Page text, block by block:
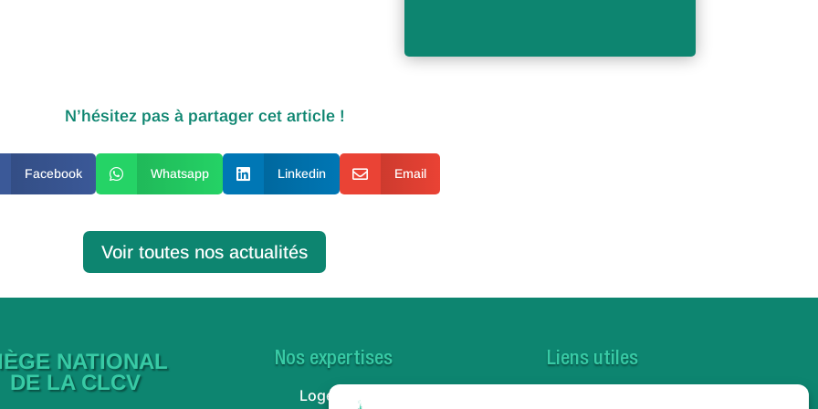
N’hésitez pas à partager cet article !
Facebook  Whatsapp  Linkedin  Email
Voir toutes nos actualités
NATIONAL
DE LA CLCV
Nos expertises
Logement
Liens utiles